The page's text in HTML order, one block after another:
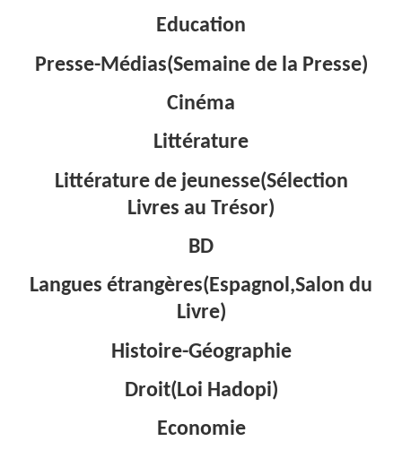
Education
Presse-Médias(Semaine de la Presse)
Cinéma
Littérature
Littérature de jeunesse(Sélection
Livres au Trésor)
BD
Langues étrangères(Espagnol,Salon du
Livre)
Histoire-Géographie
Droit(Loi Hadopi)
Economie